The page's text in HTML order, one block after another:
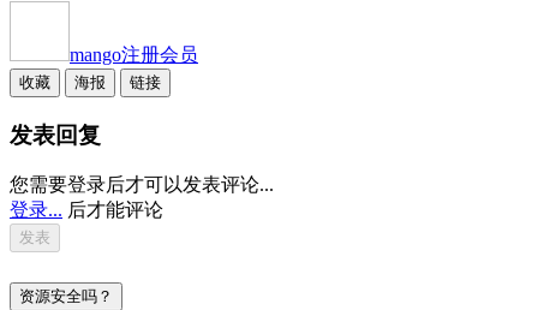
mango注册会员
收藏 海报 链接
发表回复
您需要登录后才可以发表评论...
登录... 后才能评论
资源安全吗？